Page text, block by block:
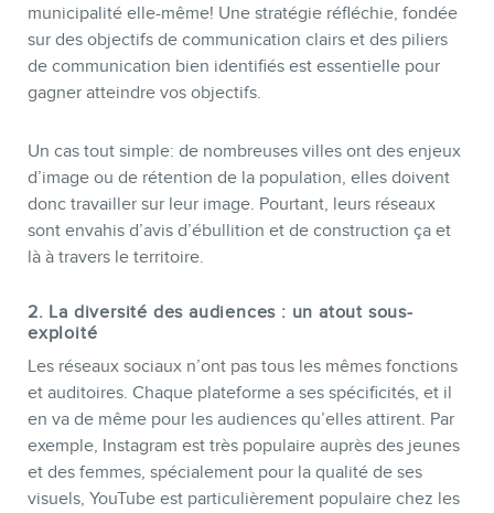
INFOLETTRE
municipalité elle-même! Une stratégie réfléchie, fondée
sur des objectifs de communication clairs et des piliers
de communication bien identifiés est essentielle pour
gagner atteindre vos objectifs.
Un cas tout simple: de nombreuses villes ont des enjeux
d’image ou de rétention de la population, elles doivent
donc travailler sur leur image. Pourtant, leurs réseaux
sont envahis d’avis d’ébullition et de construction ça et
là à travers le territoire.
2. La diversité des audiences : un atout sous-
exploité
Les réseaux sociaux n’ont pas tous les mêmes fonctions
et auditoires. Chaque plateforme a ses spécificités, et il
en va de même pour les audiences qu’elles attirent. Par
exemple, Instagram est très populaire auprès des jeunes
et des femmes, spécialement pour la qualité de ses
visuels, YouTube est particulièrement populaire chez les